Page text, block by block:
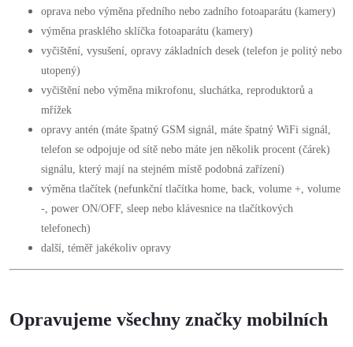
oprava nebo výměna předního nebo zadního fotoaparátu (kamery)
výměna prasklého sklíčka fotoaparátu (kamery)
vyčištění, vysušení, opravy základních desek (telefon je politý nebo
utopený)
vyčištění nebo výměna mikrofonu, sluchátka, reproduktorů a
mřížek
opravy antén (máte špatný GSM signál, máte špatný WiFi signál,
telefon se odpojuje od sítě nebo máte jen několik procent (čárek)
signálu, který mají na stejném místě podobná zařízení)
výměna tlačítek (nefunkční tlačítka home, back, volume +, volume
-, power ON/OFF, sleep nebo klávesnice na tlačítkových
telefonech)
další, téměř jakékoliv opravy
Opravujeme všechny značky mobilních